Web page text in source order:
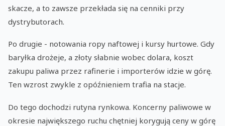
skacze, a to zawsze przekłada się na cenniki przy
dystrybutorach.
Po drugie - notowania ropy naftowej i kursy hurtowe. Gdy
baryłka drożeje, a złoty słabnie wobec dolara, koszt
zakupu paliwa przez rafinerie i importerów idzie w górę.
Ten wzrost zwykle z opóźnieniem trafia na stacje.
Do tego dochodzi rutyna rynkowa. Koncerny paliwowe w
okresie największego ruchu chętniej korygują ceny w górę